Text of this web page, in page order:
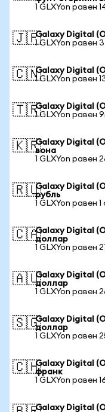
1 GLXYon равен
🇯🇵Galaxy Digital
1 GLXYon равен
🇨🇳Galaxy Digital
1 GLXYon равен
🇹🇷Galaxy Digital
1 GLXYon равен
🇰🇷Galaxy Digital
вона
1 GLXYon равен
🇷🇺Galaxy Digital
рубль
1 GLXYon равен
🇨🇦Galaxy Digital
доллар
1 GLXYon равен
🇦🇺Galaxy Digital
доллар
1 GLXYon равен
🇸🇬Galaxy Digital
доллар
1 GLXYon равен
🇨🇭Galaxy Digital
франк
1 GLXYon равен
Galaxy Digital